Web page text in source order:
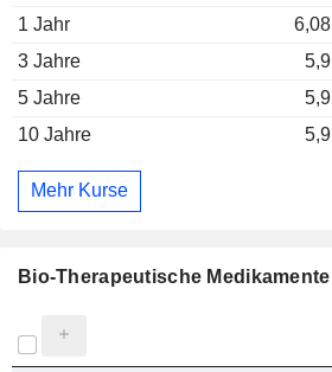
1 Jahr
6,08
3 Jahre
5,9
5 Jahre
5,9
10 Jahre
5,9
Mehr Kurse
Bio-Therapeutische Medikamente